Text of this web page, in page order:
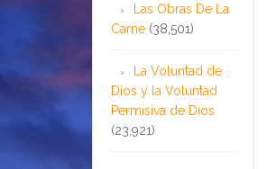
Las Obras De La
Carne (38,501)
La Voluntad de
Dios y la Voluntad
Permisiva de Dios
(23,921)